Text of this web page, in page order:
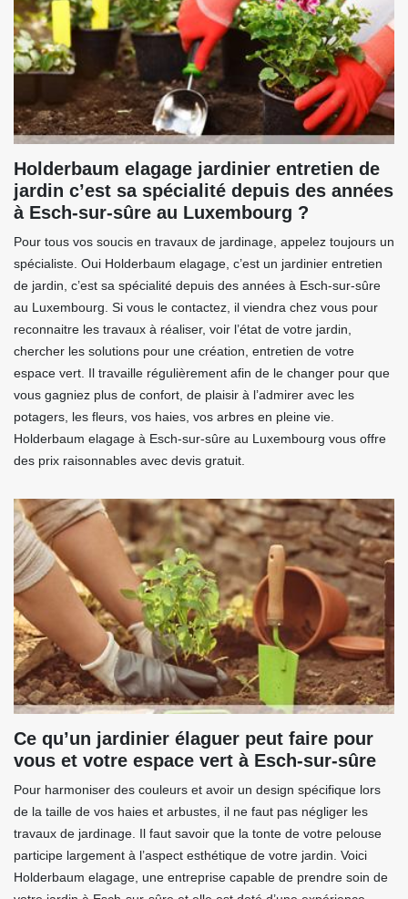
Holderbaum elagage jardinier entretien de
jardin c’est sa spécialité depuis des années
à Esch-sur-sûre au Luxembourg ?
Pour tous vos soucis en travaux de jardinage, appelez toujours un
spécialiste. Oui Holderbaum elagage, c’est un jardinier entretien
de jardin, c’est sa spécialité depuis des années à Esch-sur-sûre
au Luxembourg. Si vous le contactez, il viendra chez vous pour
reconnaitre les travaux à réaliser, voir l’état de votre jardin,
chercher les solutions pour une création, entretien de votre
espace vert. Il travaille régulièrement afin de le changer pour que
vous gagniez plus de confort, de plaisir à l’admirer avec les
potagers, les fleurs, vos haies, vos arbres en pleine vie.
Holderbaum elagage à Esch-sur-sûre au Luxembourg vous offre
des prix raisonnables avec devis gratuit.
Ce qu’un jardinier élaguer peut faire pour
vous et votre espace vert à Esch-sur-sûre
Pour harmoniser des couleurs et avoir un design spécifique lors
de la taille de vos haies et arbustes, il ne faut pas négliger les
travaux de jardinage. Il faut savoir que la tonte de votre pelouse
participe largement à l’aspect esthétique de votre jardin. Voici
Holderbaum elagage, une entreprise capable de prendre soin de